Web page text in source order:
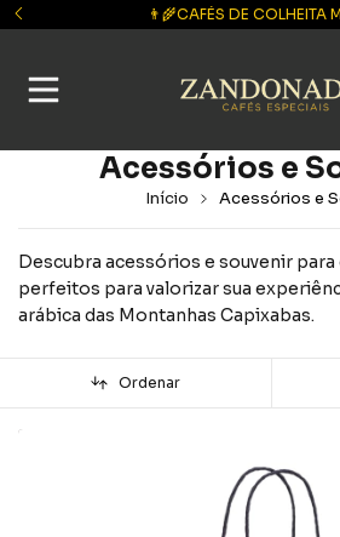
🚚 ES: FRETE GRÁTIS A
Acessórios e
Início Acessórios e
Descubra acessórios e souvenir
perfeitos para valorizar sua
arábica das Montanhas Capixabas.
Ordenar